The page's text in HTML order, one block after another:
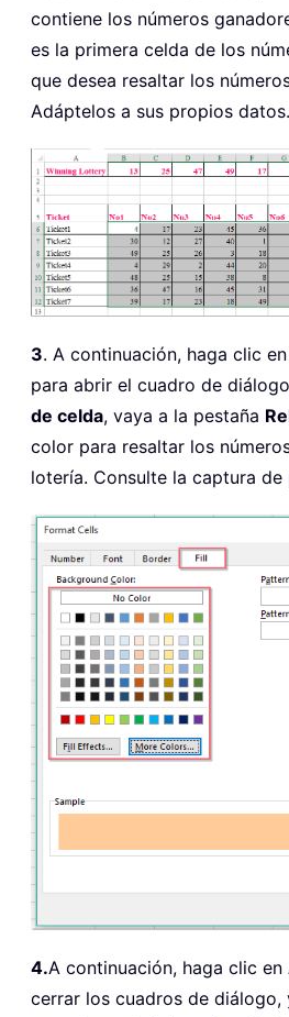
contiene los números
es la primera celda de los
que desea resaltar los
Adáptelos a sus propios datos.
3. A continuación, haga clic
para abrir el cuadro de diálogo
de celda, vaya a la pestaña
color para resaltar los
lotería. Consulte la captura de
4.A continuación, haga clic en
cerrar los cuadros de diálogo,